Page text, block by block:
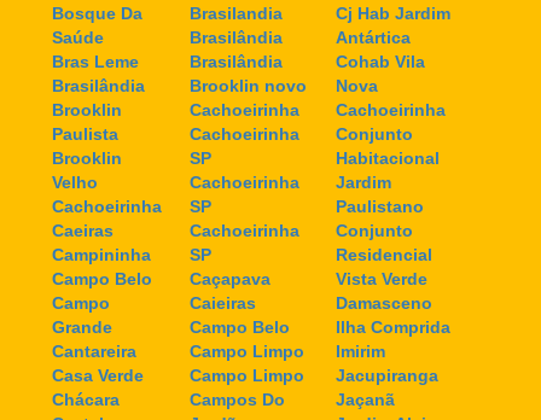
Bosque Da
Saúde
Bras Leme
Brasilândia
Brooklin
Paulista
Brooklin
Velho
Cachoeirinha
Caeiras
Campininha
Campo Belo
Campo
Grande
Cantareira
Casa Verde
Chácara
Brasilandia
Brasilândia
Brasilândia
Brooklin novo
Cachoeirinha
Cachoeirinha
SP
Cachoeirinha
SP
Cachoeirinha
SP
Caçapava
Caieiras
Campo Belo
Campo Limpo
Campo Limpo
Campos Do
Cj Hab Jardim
Antártica
Cohab Vila
Nova
Cachoeirinha
Conjunto
Habitacional
Jardim
Paulistano
Conjunto
Residencial
Vista Verde
Damasceno
Ilha Comprida
Imirim
Jacupiranga
Jaçanã